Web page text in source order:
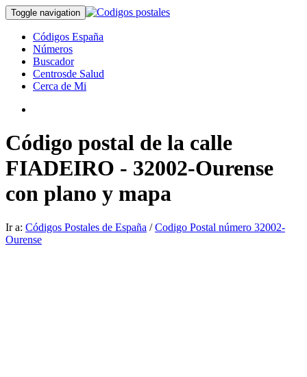
Toggle navigation
Códigos España
Números
Buscador
Centrosde Salud
Cerca de Mi
Código postal de la calle
FIADEIRO - 32002-Ourense
con plano y mapa
Ir a: Códigos Postales de España /Codigo Postal número 32002-
Ourense